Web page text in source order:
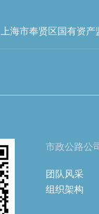
上海市奉贤区国有资产
市政公路公
团队风采
组织架构